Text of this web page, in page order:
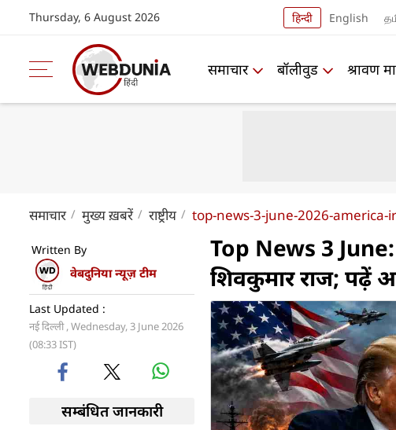
Thursday, 6 August 2026 हिन्दी English
समाचार बॉलीवुड श्रावण
समाचार मुख्य ख़बरें राष्ट्रीय top-news-3-june-2026-
Written By
वेबदुनिया न्यूज़ टीम
Last Updated :
नई दिल्ली , Wednesday, 3 June 2026
(08:33 IST)
सम्बंधित जानकारी
Top News 3 June:
शिवकुमार राज; पढ़ें